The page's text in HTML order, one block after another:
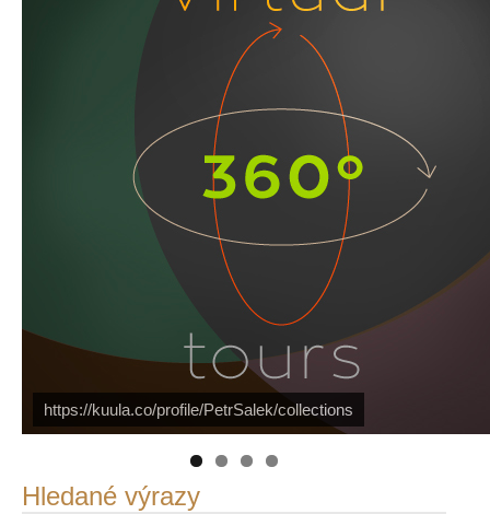
https://kuula.co/profile/PetrSalek/collections
Náš mediální partnerFotoVideo.cz
Hledané výrazy